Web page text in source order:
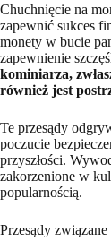
Chuchnięcie na
zapewnić sukces
monety w bucie
zapewnienie
kominiarza,
również jest
Te przesądy
poczucie
przyszłości.
zakorzenione w
popularnością.
Przesądy